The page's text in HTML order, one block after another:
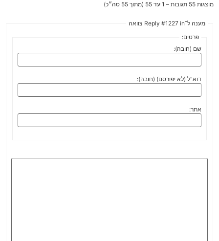
מוצגות 55 תגובות – 1 עד 55 (מתוך 55 סה״כ)
מענה ל־Reply #1227 in צוואה
פרטים:
שם (חובה):
דוא"ל (לא יפורסם) (חובה):
אתר: